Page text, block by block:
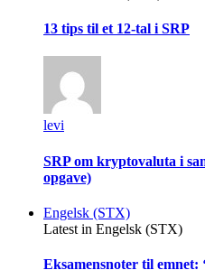
13 tips til et 12-tal i SRP
levi
SRP om kryptovaluta i
opgave)
Engelsk (STX)
Latest in Engelsk (STX)
Eksamensnoter til emnet: